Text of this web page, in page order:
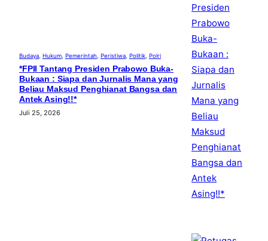
Budaya, Hukum, Pemerintah, Peristiwa, Politik, Polri
*FPII Tantang Presiden Prabowo Buka-
Bukaan : Siapa dan Jurnalis Mana yang
Beliau Maksud Penghianat Bangsa dan
Antek Asing!!*
Juli 25, 2026